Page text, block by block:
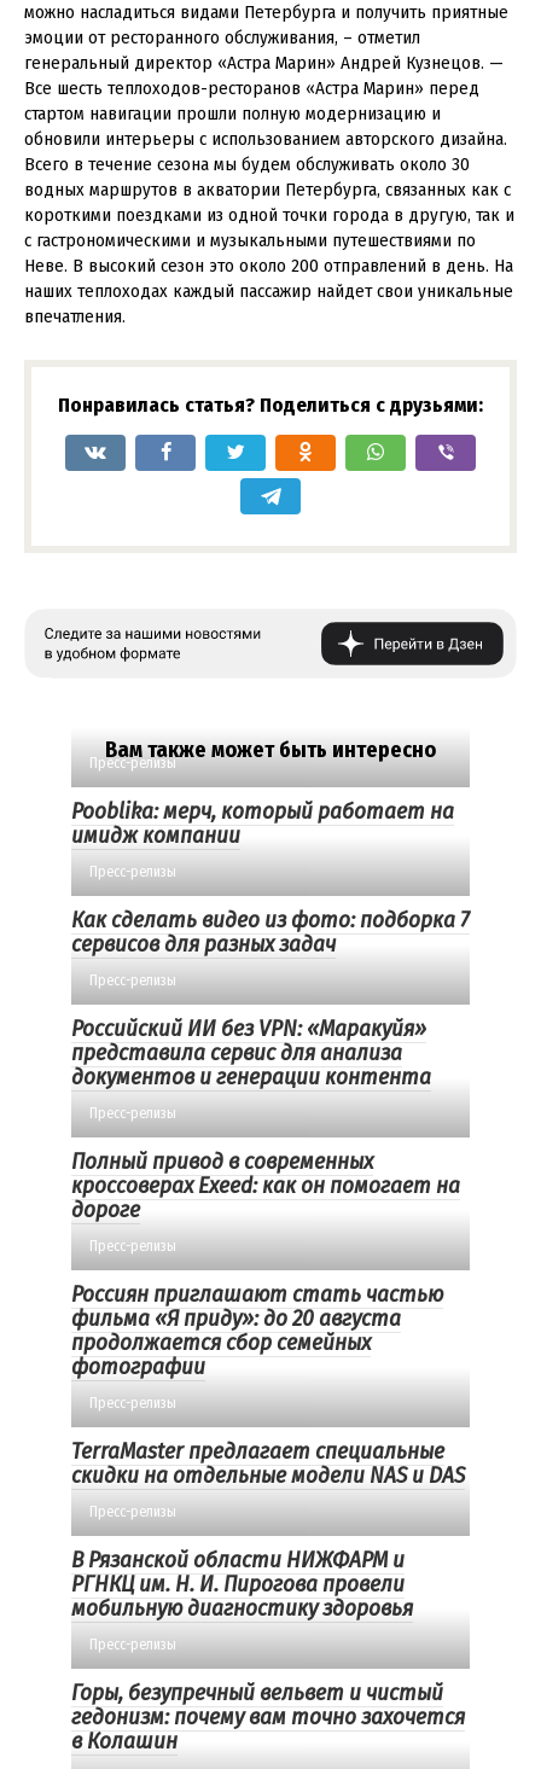
можно насладиться видами Петербурга и получить приятные
эмоции от ресторанного обслуживания, – отметил
генеральный директор «Астра Марин» Андрей Кузнецов. —
Все шесть теплоходов-ресторанов «Астра Марин» перед
стартом навигации прошли полную модернизацию и
обновили интерьеры с использованием авторского дизайна.
Всего в течение сезона мы будем обслуживать около 30
водных маршрутов в акватории Петербурга, связанных как с
короткими поездками из одной точки города в другую, так и
с гастрономическими и музыкальными путешествиями по
Неве. В высокий сезон это около 200 отправлений в день. На
наших теплоходах каждый пассажир найдет свои уникальные
впечатления.
Понравилась статья? Поделиться с друзьями:
Вам также может быть интересно
Пресс-релизы
Pooblika: мерч, который работает на
имидж компании
Пресс-релизы
Как сделать видео из фото: подборка 7
сервисов для разных задач
Пресс-релизы
Российский ИИ без VPN: «Маракуйя»
представила сервис для анализа
документов и генерации контента
Пресс-релизы
Полный привод в современных
кроссоверах Exeed: как он помогает на
дороге
Пресс-релизы
Россиян приглашают стать частью
фильма «Я приду»: до 20 августа
продолжается сбор семейных
фотографии
Пресс-релизы
TerraMaster предлагает специальные
скидки на отдельные модели NAS и DAS
Пресс-релизы
В Рязанской области НИЖФАРМ и
РГНКЦ им. Н. И. Пирогова провели
мобильную диагностику здоровья
Пресс-релизы
Горы, безупречный вельвет и чистый
гедонизм: почему вам точно захочется
в Колашин